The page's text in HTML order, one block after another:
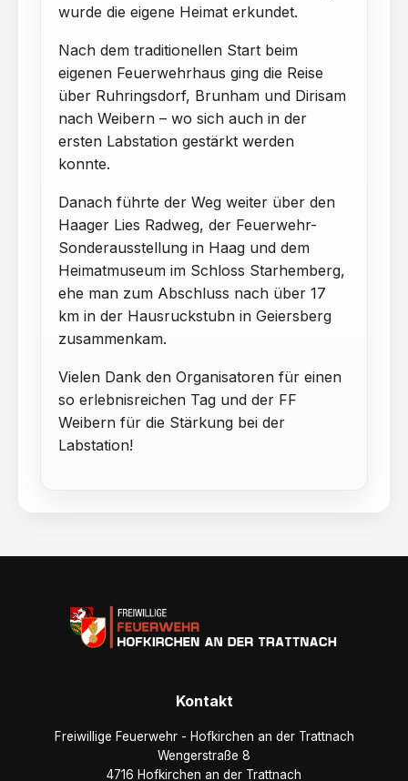
wurde die eigene Heimat erkundet.
Nach dem traditionellen Start beim
eigenen Feuerwehrhaus ging die Reise
über Ruhringsdorf, Brunham und Dirisam
nach Weibern – wo sich auch in der
ersten Labstation gestärkt werden
konnte.
Danach führte der Weg weiter über den
Haager Lies Radweg, der Feuerwehr-
Sonderausstellung in Haag und dem
Heimatmuseum im Schloss Starhemberg,
ehe man zum Abschluss nach über 17
km in der Hausruckstubn in Geiersberg
zusammenkam.
Vielen Dank den Organisatoren für einen
so erlebnisreichen Tag und der FF
Weibern für die Stärkung bei der
Labstation!
Kontakt
Freiwillige Feuerwehr - Hofkirchen an der Trattnach
Wengerstraße 8
4716 Hofkirchen an der Trattnach